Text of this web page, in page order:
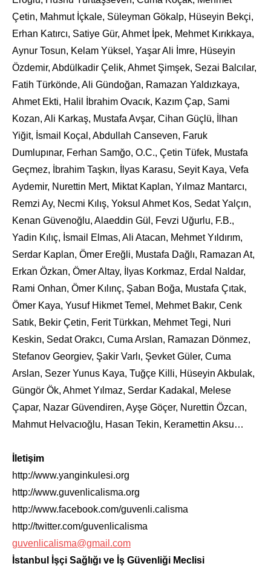
Çetin, Mahmut İçkale, Süleyman Gökalp, Hüseyin Bekçi,
Erhan Katırcı, Satiye Gür, Ahmet İpek, Mehmet Kırıkkaya,
Aynur Tosun, Kelam Yüksel, Yaşar Ali İmre, Hüseyin
Özdemir, Abdülkadir Çelik, Ahmet Şimşek, Sezai Balcılar,
Fatih Türkönde, Ali Gündoğan, Ramazan Yaldızkaya,
Ahmet Ekti, Halil İbrahim Ovacık, Kazım Çap, Sami
Kozan, Ali Karkaş, Mustafa Avşar, Cihan Güçlü, İlhan
Yiğit, İsmail Koçal, Abdullah Canseven, Faruk
Dumlupınar, Ferhan Samğo, O.C., Çetin Tüfek, Mustafa
Geçmez, İbrahim Taşkın, İlyas Karasu, Seyit Kaya, Vefa
Aydemir, Nurettin Mert, Miktat Kaplan, Yılmaz Mantarcı,
Remzi Ay, Necmi Kılış, Yoksul Ahmet Kos, Sedat Yalçın,
Kenan Güvenoğlu, Alaeddin Gül, Fevzi Uğurlu, F.B.,
Yadin Kılıç, İsmail Elmas, Ali Atacan, Mehmet Yıldırım,
Serdar Kaplan, Ömer Ereğli, Mustafa Dağlı, Ramazan At,
Erkan Özkan, Ömer Altay, İlyas Korkmaz, Erdal Naldar,
Rami Onhan, Ömer Kılınç, Şaban Boğa, Mustafa Çıtak,
Ömer Kaya, Yusuf Hikmet Temel, Mehmet Bakır, Cenk
Satık, Bekir Çetin, Ferit Türkkan, Mehmet Tegi, Nuri
Keskin, Sedat Orakcı, Cuma Arslan, Ramazan Dönmez,
Stefanov Georgiev, Şakir Varlı, Şevket Güler, Cuma
Arslan, Sezer Yunus Kaya, Tuğçe Killi, Hüseyin Akbulak,
Güngör Ök, Ahmet Yılmaz, Serdar Kadakal, Melese
Çapar, Nazar Güvendiren, Ayşe Göçer, Nurettin Özcan,
Mahmut Helvacıoğlu, Hasan Tekin, Keramettin Aksu…
İletişim
http://www.yanginkulesi.org
http://www.guvenlicalisma.org
http://www.facebook.com/guvenli.calisma
http://twitter.com/guvenlicalisma
guvenlicalisma@gmail.com
İstanbul İşçi Sağlığı ve İş Güvenliği Meclisi